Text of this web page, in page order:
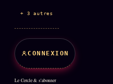
+ 3 autres
CONNEXION
Le Cercle & s'abonner